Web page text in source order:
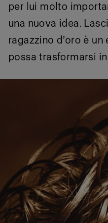
per lui molto
una nuova idea.
ragazzino d’oro è
possa trasformarsi